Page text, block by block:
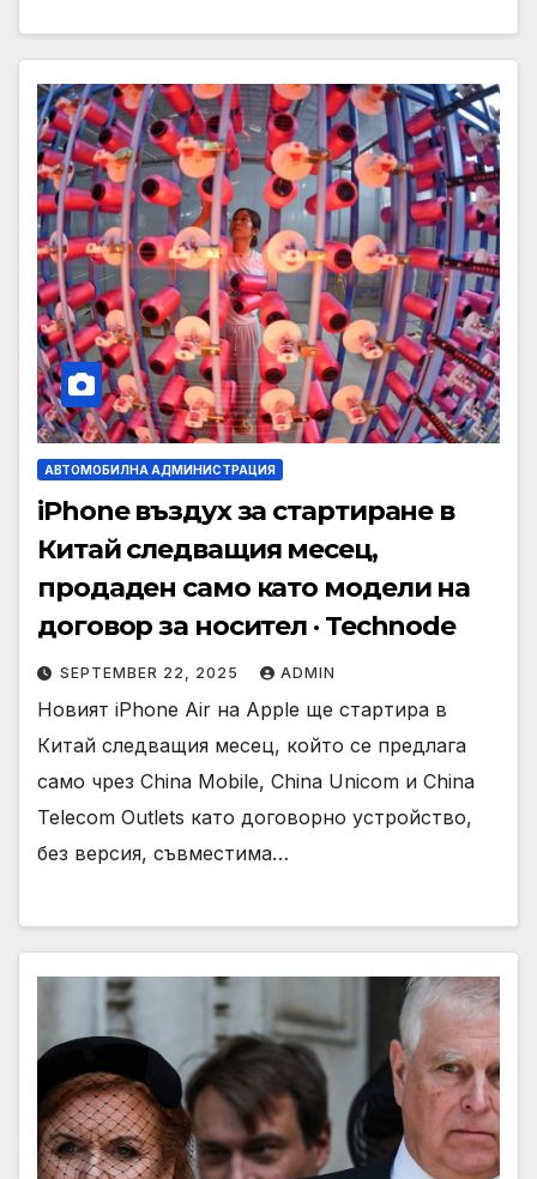
АВТОМОБИЛНА АДМИНИСТРАЦИЯ
iPhone въздух за стартиране в
Китай следващия месец,
продаден само като модели на
договор за носител · Technode
SEPTEMBER 22, 2025 ADMIN
Новият iPhone Air на Apple ще стартира в
Китай следващия месец, който се предлага
само чрез China Mobile, China Unicom и China
Telecom Outlets като договорно устройство,
без версия, съвместима…